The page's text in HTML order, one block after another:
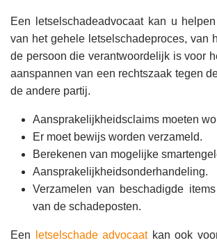
Een letselschadeadvocaat kan u
van het gehele letselschadeproces, van
de persoon die verantwoordelijk is voor
aanspannen van een rechtszaak tegen
de andere partij.
Aansprakelijkheidsclaims moeten
Er moet bewijs worden verzameld.
Berekenen van mogelijke
Aansprakelijkheidsonderhandeling.
Verzamelen van beschadigde
van de schadeposten.
Een letselschade advocaatkan ook